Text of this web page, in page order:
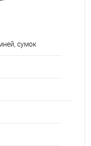
сумок